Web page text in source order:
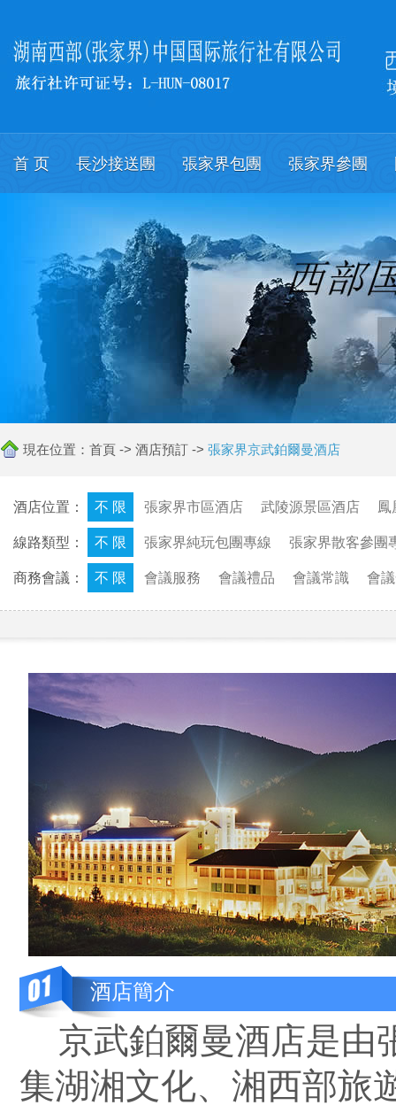
首 页 長沙接送團 張家界包團 張家界參團
現在位置： 首頁 -> 酒店預訂 -> 張家界京武鉑爾曼酒店
酒店位置： 不 限 張家界市區酒店 武陵源景區酒店
線路類型： 不 限 張家界純玩包團專線 張家界散客參團
商務會議： 不 限 會議服務 會議禮品 會議常識 會
酒店簡介
京武鉑爾曼酒店是由
集湖湘文化、湘西部旅